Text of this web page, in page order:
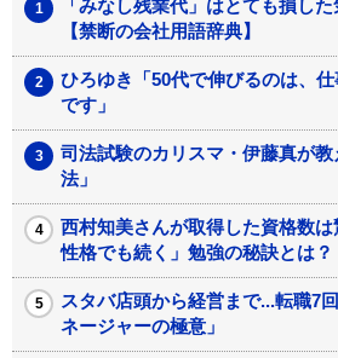
「みなし残業代」はとても損し
【禁断の会社用語辞典】
ひろゆき「50代で伸びるのは、
です」
司法試験のカリスマ・伊藤真が
法」
西村知美さんが取得した資格数
性格でも続く」勉強の秘訣とは？
スタバ店頭から経営まで...転職7
ネージャーの極意」